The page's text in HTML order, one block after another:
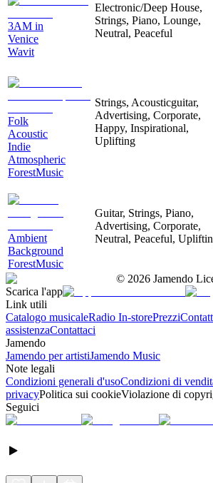
3AM in
Venice
Wavit
Electronic/Deep House,
Strings, Piano, Lounge,
Neutral, Peaceful
Folk
Acoustic
Indie
Atmospheric
ForestMusic
Strings, Acousticguitar,
Advertising, Corporate,
Happy, Inspirational,
Uplifting
Ambient
Background
ForestMusic
Guitar, Strings, Piano,
Advertising, Corporate,
Neutral, Peaceful,
© 2026 Jamendo
Scarica l'app
Link utili
Catalogo musicaleRadio In-storePrezzi
assistenzaContattaci
Jamendo
Jamendo per artistiJamendo Music
Note legali
Condizioni generali d'usoCondizioni di
privacyPolitica sui cookieViolazione di
Seguici